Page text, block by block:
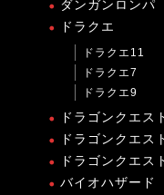
ダンガンロンパ
ドラクエ
ドラクエ11
ドラクエ7
ドラクエ9
ドラゴンクエス
ドラゴンクエス
ドラゴンクエ
バイオハザード